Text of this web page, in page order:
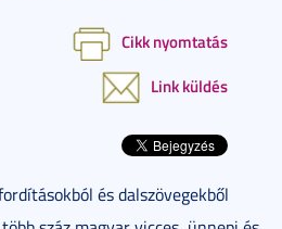
Cikk nyomtatás
Link küldés
és dalszövegekből